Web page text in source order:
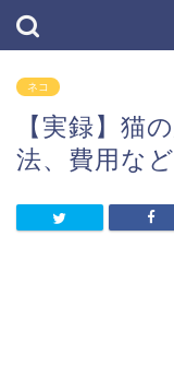
ネコ
【実録】猫
法、費用な